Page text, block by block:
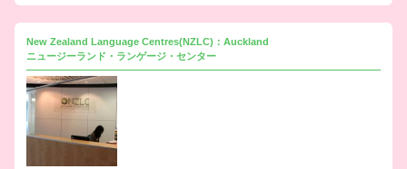
New Zealand Language Centres(NZLC)：Auckland
ニュージーランド・ランゲージ・センター